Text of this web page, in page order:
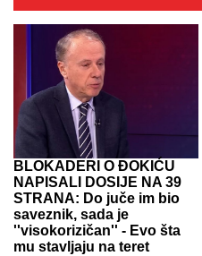
BLOKADERI O ĐOKIĆU
NAPISALI DOSIJE NA 39
STRANA: Do juče im bio
saveznik, sada je
''visokorizičan'' - Evo šta
mu stavljaju na teret